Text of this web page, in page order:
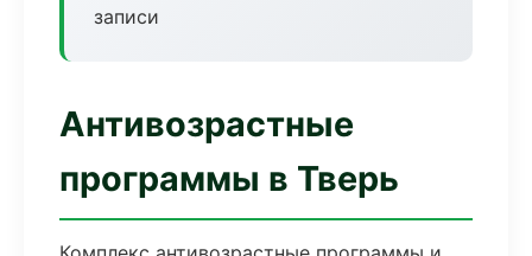
записи
Антивозрастные
программы в Тверь